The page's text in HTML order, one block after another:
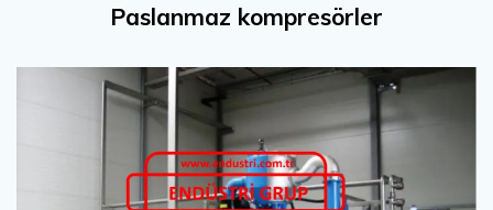
Paslanmaz kompresörler